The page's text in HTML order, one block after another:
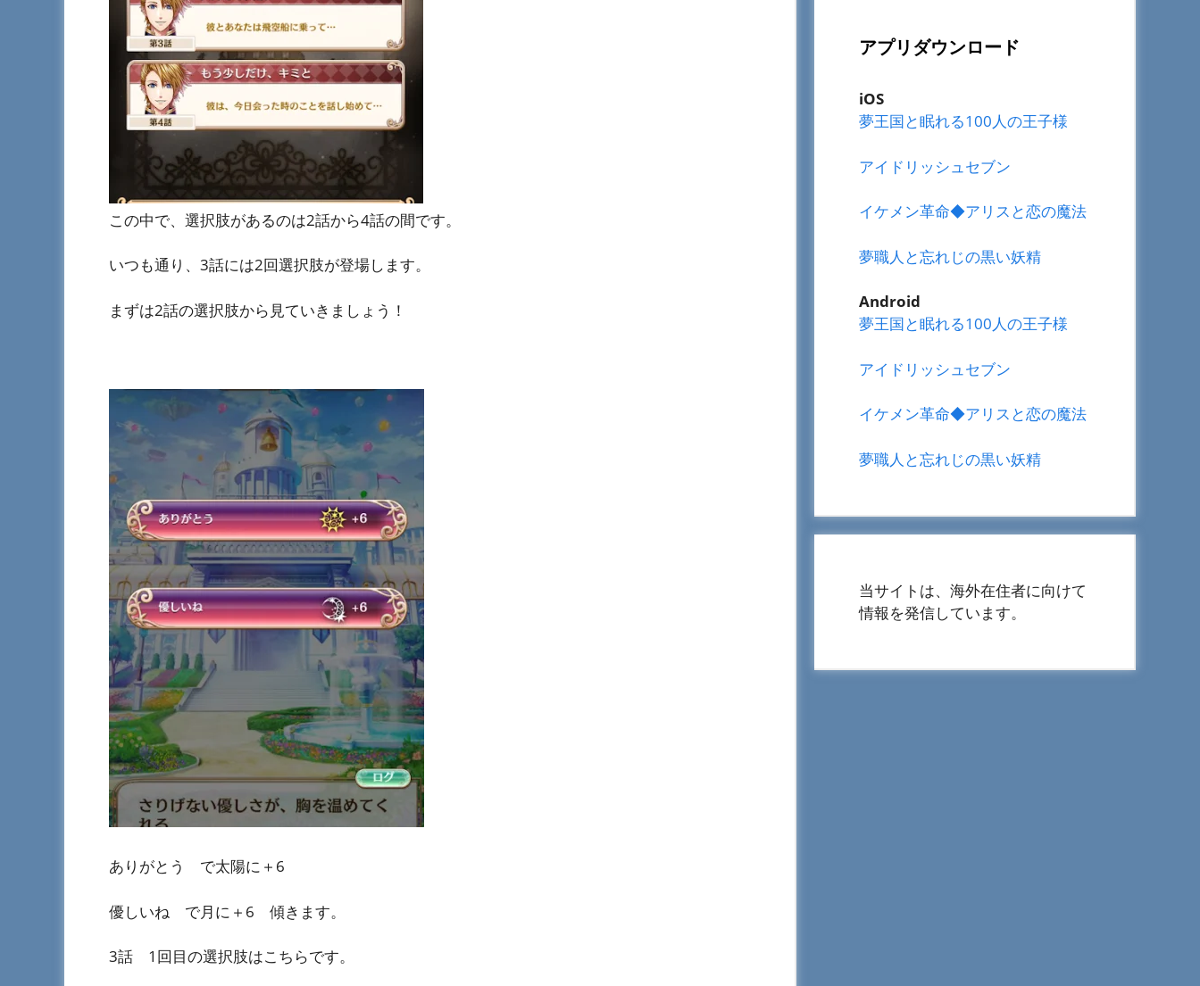
この中で、選択肢があるのは2話から4話の間です。
いつも通り、3話には2回選択肢が登場します。
まずは2話の選択肢から見ていきましょう！
ありがとう で太陽に＋6
優しいね で月に＋6 傾きます。
3話 1回目の選択肢はこちらです。
アプリダウンロード
iOS
夢王国と眠れる100人の王子様
アイドリッシュセブン
イケメン革命◆アリスと恋の魔法
夢職人と忘れじの黒い妖精
Android
夢王国と眠れる100人の王子様
アイドリッシュセブン
イケメン革命◆アリスと恋の魔法
夢職人と忘れじの黒い妖精
当サイトは、海外在住者に向けて
情報を発信しています。